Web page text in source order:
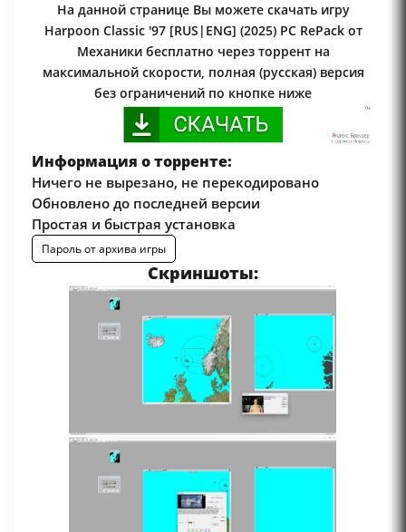
На данной странице Вы можете скачать игру
Harpoon Classic '97 [RUS|ENG] (2025) PC RePack от
Механики бесплатно через торрент на
максимальной скорости, полная (русская) версия
без ограничений по кнопке ниже
Информация о торренте:
Ничего не вырезано, не перекодировано
Обновлено до последней версии
Простая и быстрая установка
Пароль от архива игры
Скриншоты: